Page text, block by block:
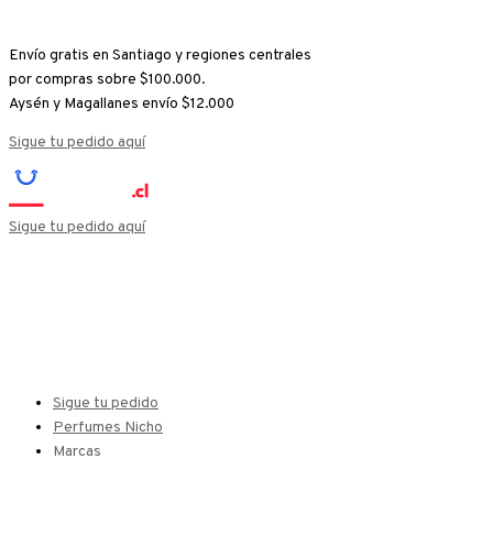
Envío gratis en Santiago y regiones centrales
por compras sobre $100.000.
Aysén y Magallanes envío $12.000
Sigue tu pedido aquí
Sigue tu pedido aquí
Sigue tu pedido
Perfumes Nicho
Marcas